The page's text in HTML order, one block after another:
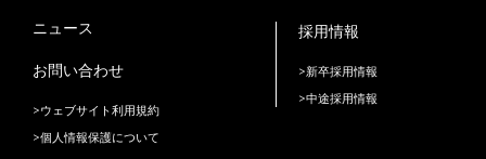
ニュース
お問い合わせ
>ウェブサイト利用規約
>個人情報保護について
採用情報
>新卒採用情報
>中途採用情報